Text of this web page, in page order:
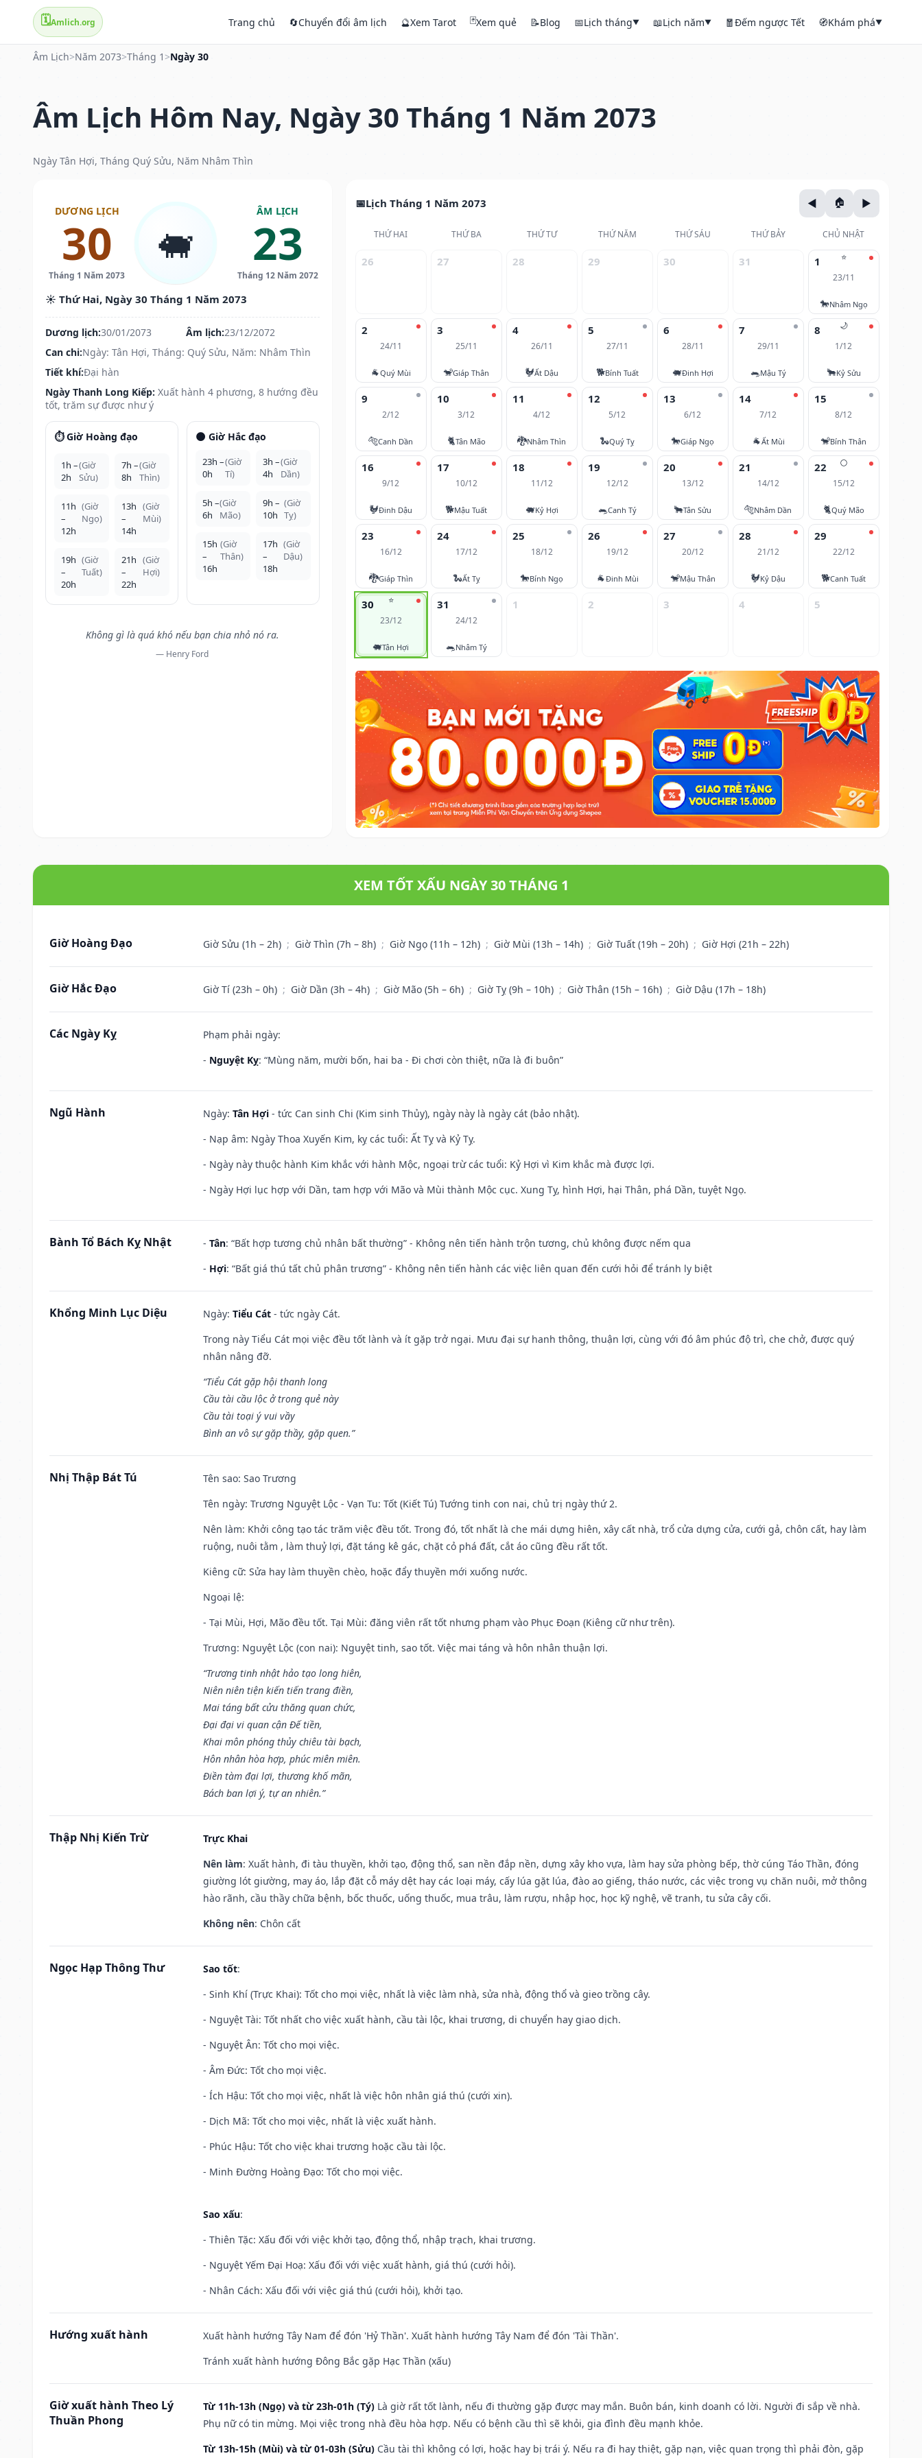
🗓️Amlich.org Trang chủ 🔄Chuyển đổi âm lịch 🔮Xem Tarot 🃏Xem quẻ 📝Blog 📅Lịch tháng▼ 📖Lịch năm▼ 🧧Đếm ngược Tết 🧭Khám phá▼
Âm Lịch>Năm 2073>Tháng 1 >Ngày 30
Âm Lịch Hôm Nay, Ngày 30 Tháng 1 Năm 2073
Ngày Tân Hợi, Tháng Quý Sửu, Năm Nhâm Thìn
DƯƠNG LỊCH
30
Tháng 1 Năm 2073
🐖
ÂM LỊCH
23
Tháng 12 Năm 2072
☀️ Thứ Hai, Ngày 30 Tháng 1 Năm 2073
Dương lịch:30/01/2073 Âm lịch:23/12/2072
Can chi:Ngày: Tân Hợi, Tháng: Quý Sửu, Năm: Nhâm Thìn
Tiết khí:Đại hàn
Ngày Thanh Long Kiếp: Xuất hành 4 phương, 8 hướng đều
tốt, trăm sự được như ý
⏱️ Giờ Hoàng đạo
1h –
2h
(Giờ
Sửu)
7h –
8h
(Giờ
Thìn)
11h
–
12h
(Giờ
Ngọ)
13h
–
14h
(Giờ
Mùi)
19h
–
20h
(Giờ
Tuất)
21h
–
22h
(Giờ
Hợi)
🌑 Giờ Hắc đạo
23h –
0h
(Giờ
Tí)
3h –
4h
(Giờ
Dần)
5h –
6h
(Giờ
Mão)
9h –
10h
(Giờ
Tỵ)
15h
–
16h
(Giờ
Thân)
17h
–
18h
(Giờ
Dậu)
Không gì là quá khó nếu bạn chia nhỏ nó ra.
— Henry Ford
Lịch Tháng 1 Năm 2073
THỨ HAI THỨ BA THỨ TƯ THỨ NĂM THỨ SÁU THỨ BẢY CHỦ NHẬT
26 27 28 29 30 31 ⭐
1
23/11
🐎Nhâm Ngọ
2
24/11
🐐Quý Mùi
3
25/11
🐒Giáp Thân
4
26/11
🐓Ất Dậu
5
27/11
🐕Bính Tuất
6
28/11
🐖Đinh Hợi
7
29/11
🐀Mậu Tý
🌙
8
1/12
🐂Kỷ Sửu
9
2/12
🐅Canh Dần
10
3/12
🐈Tân Mão
11
4/12
🐉Nhâm Thìn
12
5/12
🐍Quý Tỵ
13
6/12
🐎Giáp Ngọ
14
7/12
🐐Ất Mùi
15
8/12
🐒Bính Thân
16
9/12
🐓Đinh Dậu
17
10/12
🐕Mậu Tuất
18
11/12
🐖Kỷ Hợi
19
12/12
🐀Canh Tý
20
13/12
🐂Tân Sửu
21
14/12
🐅Nhâm Dần
🌕
22
15/12
🐈Quý Mão
23
16/12
🐉Giáp Thìn
24
17/12
🐍Ất Tỵ
25
18/12
🐎Bính Ngọ
26
19/12
🐐Đinh Mùi
27
20/12
🐒Mậu Thân
28
21/12
🐓Kỷ Dậu
29
22/12
🐕Canh Tuất
⭐
30
23/12
🐖Tân Hợi
31
24/12
🐀Nhâm Tý
1 2 3 4 5
XEM TỐT XẤU NGÀY 30 THÁNG 1
Giờ Hoàng Đạo Giờ Sửu (1h – 2h) ; Giờ Thìn (7h – 8h) ; Giờ Ngọ (11h – 12h) ; Giờ Mùi (13h – 14h) ; Giờ Tuất (19h – 20h) ; Giờ Hợi (21h – 22h)
Giờ Hắc Đạo Giờ Tí (23h – 0h) ; Giờ Dần (3h – 4h) ; Giờ Mão (5h – 6h) ; Giờ Tỵ (9h – 10h) ; Giờ Thân (15h – 16h) ; Giờ Dậu (17h – 18h)
Các Ngày Kỵ
Phạm phải ngày:
- Nguyệt Kỵ: “Mùng năm, mười bốn, hai ba - Đi chơi còn thiệt, nữa là đi buôn”
Ngũ Hành Ngày: Tân Hợi - tức Can sinh Chi (Kim sinh Thủy), ngày này là ngày cát (bảo nhật).
- Nạp âm: Ngày Thoa Xuyến Kim, kỵ các tuổi: Ất Tỵ và Kỷ Tỵ.
- Ngày này thuộc hành Kim khắc với hành Mộc, ngoại trừ các tuổi: Kỷ Hợi vì Kim khắc mà được lợi.
- Ngày Hợi lục hợp với Dần, tam hợp với Mão và Mùi thành Mộc cục. Xung Tỵ, hình Hợi, hại Thân, phá Dần, tuyệt Ngọ.
Bành Tổ Bách Kỵ Nhật - Tân: “Bất hợp tương chủ nhân bất thường” - Không nên tiến hành trộn tương, chủ không được nếm qua
- Hợi: “Bất giá thú tất chủ phân trương” - Không nên tiến hành các việc liên quan đến cưới hỏi để tránh ly biệt
Khổng Minh Lục Diệu Ngày: Tiểu Cát - tức ngày Cát.
Trong này Tiểu Cát mọi việc đều tốt lành và ít gặp trở ngại. Mưu đại sự hanh thông, thuận lợi, cùng với đó âm phúc độ trì, che chở, được quý
nhân nâng đỡ.
“Tiểu Cát gặp hội thanh long
Cầu tài cầu lộc ở trong quẻ này
Cầu tài toại ý vui vầy
Bình an vô sự gặp thầy, gặp quen.”
Nhị Thập Bát Tú Tên sao: Sao Trương
Tên ngày: Trương Nguyệt Lộc - Vạn Tu: Tốt (Kiết Tú) Tướng tinh con nai, chủ trị ngày thứ 2.
Nên làm: Khởi công tạo tác trăm việc đều tốt. Trong đó, tốt nhất là che mái dựng hiên, xây cất nhà, trổ cửa dựng cửa, cưới gả, chôn cất, hay làm
ruộng, nuôi tằm , làm thuỷ lợi, đặt táng kê gác, chặt cỏ phá đất, cắt áo cũng đều rất tốt.
Kiêng cữ: Sửa hay làm thuyền chèo, hoặc đẩy thuyền mới xuống nước.
Ngoại lệ:
- Tại Mùi, Hợi, Mão đều tốt. Tại Mùi: đăng viên rất tốt nhưng phạm vào Phục Đoạn (Kiêng cữ như trên).
Trương: Nguyệt Lộc (con nai): Nguyệt tinh, sao tốt. Việc mai táng và hôn nhân thuận lợi.
“Trương tinh nhật hảo tạo long hiên,
Niên niên tiện kiến tiến trang điền,
Mai táng bất cửu thăng quan chức,
Đại đại vi quan cận Đế tiền,
Khai môn phóng thủy chiêu tài bạch,
Hôn nhân hòa hợp, phúc miên miên.
Điền tàm đại lợi, thương khố mãn,
Bách ban lợi ý, tự an nhiên.”
Thập Nhị Kiến Trừ
Trực Khai
Nên làm: Xuất hành, đi tàu thuyền, khởi tạo, động thổ, san nền đắp nền, dựng xây kho vựa, làm hay sửa phòng bếp, thờ cúng Táo Thần, đóng
giường lót giường, may áo, lắp đặt cỗ máy dệt hay các loại máy, cấy lúa gặt lúa, đào ao giếng, tháo nước, các việc trong vụ chăn nuôi, mở thông
hào rãnh, cầu thầy chữa bệnh, bốc thuốc, uống thuốc, mua trâu, làm rượu, nhập học, học kỹ nghệ, vẽ tranh, tu sửa cây cối.
Không nên: Chôn cất
Ngọc Hạp Thông Thư Sao tốt:
- Sinh Khí (Trực Khai): Tốt cho mọi việc, nhất là việc làm nhà, sửa nhà, động thổ và gieo trồng cây.
- Nguyệt Tài: Tốt nhất cho việc xuất hành, cầu tài lộc, khai trương, di chuyển hay giao dịch.
- Nguyệt Ân: Tốt cho mọi việc.
- Âm Đức: Tốt cho mọi việc.
- Ích Hậu: Tốt cho mọi việc, nhất là việc hôn nhân giá thú (cưới xin).
- Dịch Mã: Tốt cho mọi việc, nhất là việc xuất hành.
- Phúc Hậu: Tốt cho việc khai trương hoặc cầu tài lộc.
- Minh Đường Hoàng Đạo: Tốt cho mọi việc.
Sao xấu:
- Thiên Tặc: Xấu đối với việc khởi tạo, động thổ, nhập trạch, khai trương.
- Nguyệt Yếm Đại Hoạ: Xấu đối với việc xuất hành, giá thú (cưới hỏi).
- Nhân Cách: Xấu đối với việc giá thú (cưới hỏi), khởi tạo.
Hướng xuất hành
Xuất hành hướng Tây Nam để đón 'Hỷ Thần'. Xuất hành hướng Tây Nam để đón 'Tài Thần'.
Tránh xuất hành hướng Đông Bắc gặp Hạc Thần (xấu)
Giờ xuất hành Theo Lý
Thuần Phong
Từ 11h-13h (Ngọ) và từ 23h-01h (Tý) Là giờ rất tốt lành, nếu đi thường gặp được may mắn. Buôn bán, kinh doanh có lời. Người đi sắp về nhà.
Phụ nữ có tin mừng. Mọi việc trong nhà đều hòa hợp. Nếu có bệnh cầu thì sẽ khỏi, gia đình đều mạnh khỏe.
Từ 13h-15h (Mùi) và từ 01-03h (Sửu) Cầu tài thì không có lợi, hoặc hay bị trái ý. Nếu ra đi hay thiệt, gặp nạn, việc quan trọng thì phải đòn, gặp